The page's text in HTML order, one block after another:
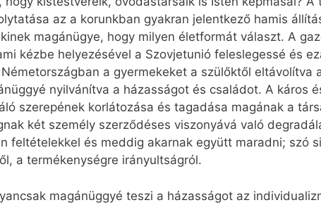
az a korunkban gyakran jelentkező hamis
magánügye, hogy milyen életformát választ. A
kézbe helyezésével a Szovjetunió feleslegessé és
a gyermekeket a szülőktől eltávolítva
nyilvánítva a házasságot és családot. A káros
szerepének korlátozása és tagadása magának a
két személy szerződéses viszonyává való
feltételekkel és meddig akarnak együtt maradni; szó
a termékenységre irányultságról.
magánüggyé teszi a házasságot az